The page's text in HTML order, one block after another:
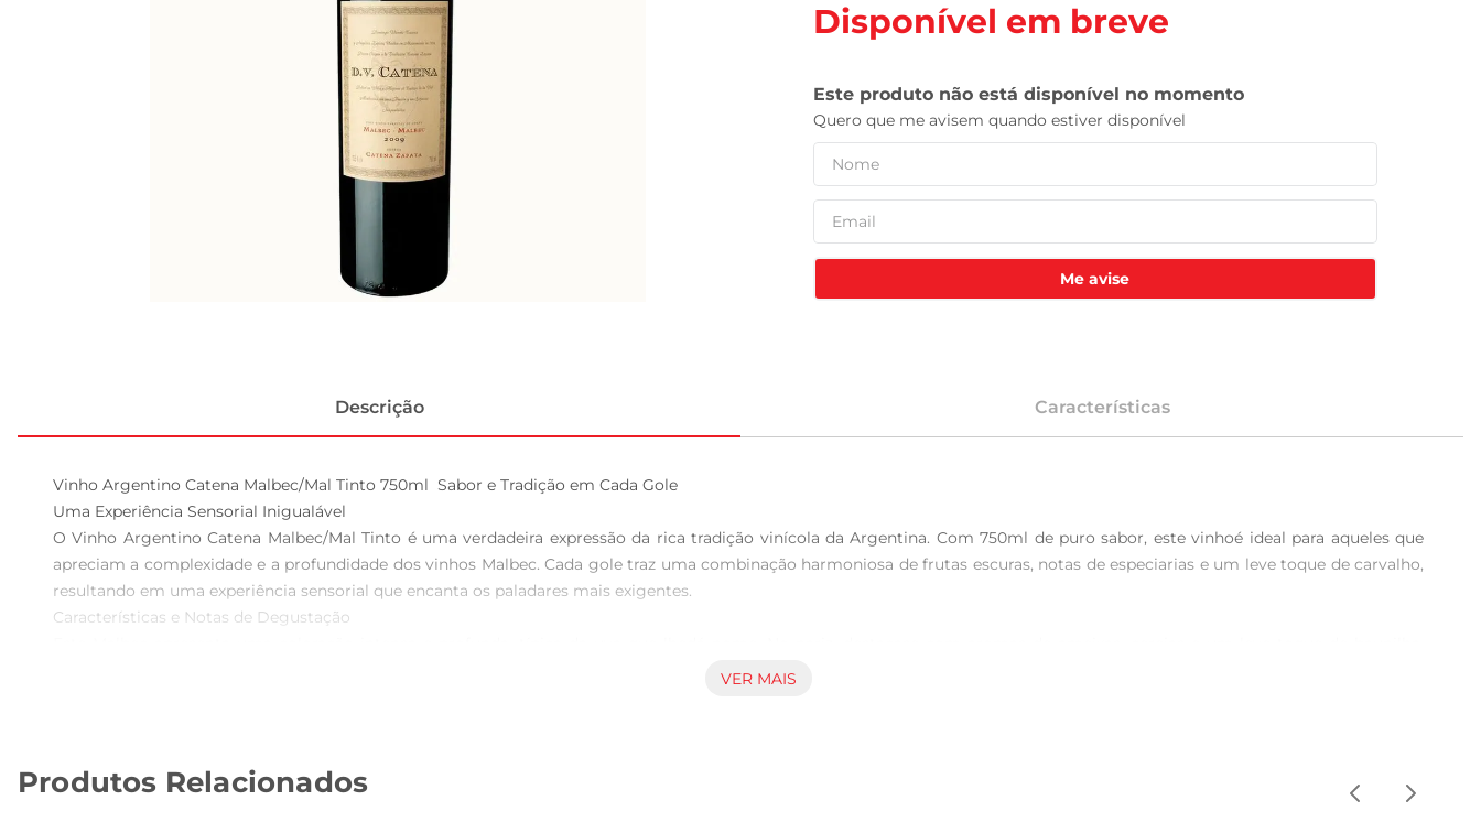
Disponível em breve
Me avise
Descrição Características
Vinho Argentino Catena Malbec/Mal Tinto 750ml  Sabor e Tradição em Cada Gole
Uma Experiência Sensorial Inigualável
O Vinho Argentino Catena Malbec/Mal Tinto é uma verdadeira expressão da rica tradição vinícola da Argentina. Com 750ml de puro sabor, este vinhoé ideal para aqueles que
apreciam a complexidade e a profundidade dos vinhos Malbec. Cada gole traz uma combinação harmoniosa de frutas escuras, notas de especiarias e um leve toque de carvalho,
resultando em uma experiência sensorial que encanta os paladares mais exigentes.
Características e Notas de Degustação
provenientes do envelhecimento em barricasde carvalho. Em boca, é encorpado e macio, com taninos bem integrados que proporcionam um final longo e agradável. É um vinho
Para aproveitar ao máximo o Vinho Catena Malbec/Mal Tinto, recomendase servilo a uma temperatura entre 16°C e 18°C. Ele harmoniza perfeitamente com carnes grelhadas,
como um bom bife de chorizo, ou pratos à base de molho de tomate, como uma lasanha. Além disso, pode ser uma excelente companhia para um jantar especial, onde o vinho
VER MAIS
Produtos Relacionados